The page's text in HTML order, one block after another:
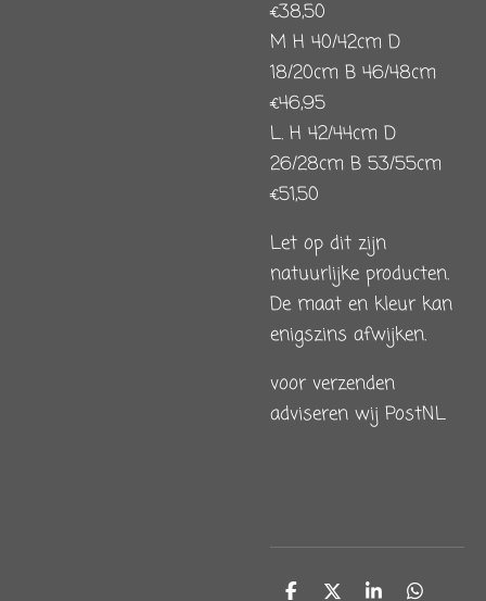
€38,50
M H 40/42cm D
18/20cm B 46/48cm
€46,95
L. H 42/44cm D
26/28cm B 53/55cm
€51,50
Let op dit zijn
natuurlijke producten.
De maat en kleur kan
enigszins afwijken.
voor verzenden
adviseren wij PostNL